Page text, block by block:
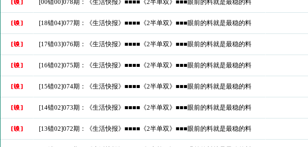
[00错00]078期：《生活快报》■■■■《2半单双》■■■眼前的料就是最稳的料
[18错04]077期：《生活快报》■■■■《2半单双》■■■眼前的料就是最稳的料
[17错03]076期：《生活快报》■■■■《2半单双》■■■眼前的料就是最稳的料
[16错02]075期：《生活快报》■■■■《2半单双》■■■眼前的料就是最稳的料
[15错02]074期：《生活快报》■■■■《2半单双》■■■眼前的料就是最稳的料
[14错02]073期：《生活快报》■■■■《2半单双》■■■眼前的料就是最稳的料
[13错02]072期：《生活快报》■■■■《2半单双》■■■眼前的料就是最稳的料